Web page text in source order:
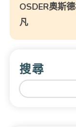
OSDER奧斯
凡
搜尋